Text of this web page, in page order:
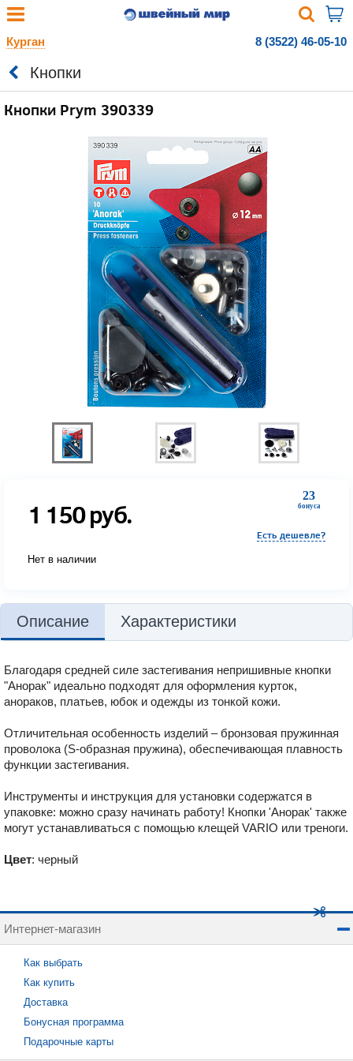
Курган 8 (3522) 46-05-10
Кнопки
Кнопки Prym 390339
23
бонуса
1 150руб.
Есть дешевле?
Нет в наличии
Описание Характеристики
Благодаря средней силе застегивания непришивные кнопки
"Анорак" идеально подходят для оформления курток,
анораков, платьев, юбок и одежды из тонкой кожи.
Отличительная особенность изделий – бронзовая пружинная
проволока (S-образная пружина), обеспечивающая плавность
функции застегивания.
Инструменты и инструкция для установки содержатся в
упаковке: можно сразу начинать работу! Кнопки ʹАноракʹ также
могут устанавливаться с помощью клещей VARIO или треноги.
Цвет: черный
Интернет-магазин
Как выбрать
Как купить
Доставка
Бонусная программа
Подарочные карты